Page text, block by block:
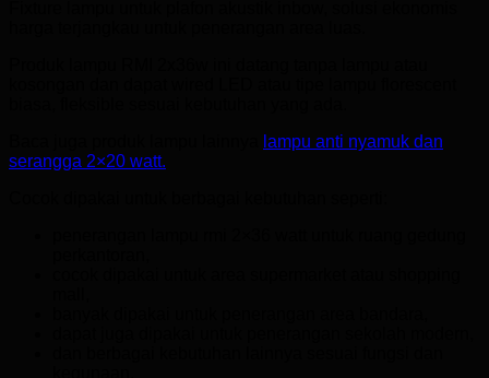
lampu anti nyamuk dan
serangga 2×20 watt.